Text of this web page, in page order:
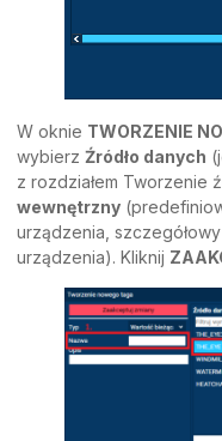
W oknie TWORZENIE
wybierz Źródło danych
z rozdziałem Tworzenie
wewnętrzny
urządzenia,
urządzenia). Kliknij